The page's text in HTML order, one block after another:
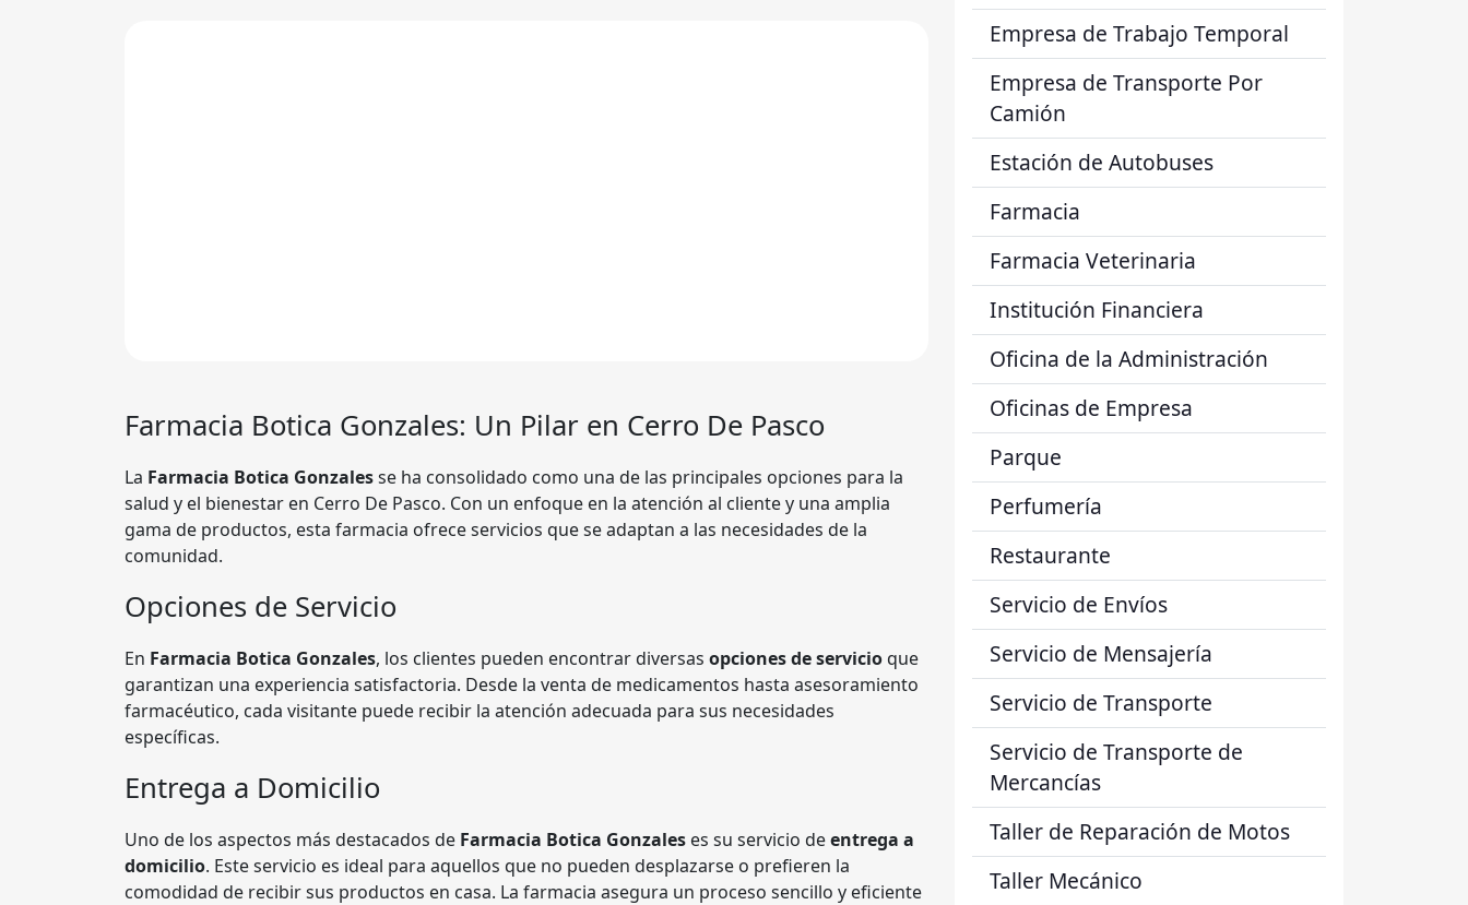
Farmacia Botica Gonzales: Un Pilar en Cerro De Pasco
La Farmacia Botica Gonzalesse ha consolidado como una de las principales opciones para la
salud y el bienestar en Cerro De Pasco. Con un enfoque en la atención al cliente y una amplia
gama de productos, esta farmacia ofrece servicios que se adaptan a las necesidades de la
comunidad.
Opciones de Servicio
En Farmacia Botica Gonzales, los clientes pueden encontrar diversas opciones de servicioque
garantizan una experiencia satisfactoria. Desde la venta de medicamentos hasta asesoramiento
farmacéutico, cada visitante puede recibir la atención adecuada para sus necesidades
específicas.
Entrega a Domicilio
Uno de los aspectos más destacados de Farmacia Botica Gonzales es su servicio deentrega a
domicilio. Este servicio es ideal para aquellos que no pueden desplazarse o prefieren la
comodidad de recibir sus productos en casa. La farmacia asegura un proceso sencillo y eficiente
Empresa de Trabajo Temporal
Empresa de Transporte Por
Camión
Estación de Autobuses
Farmacia
Farmacia Veterinaria
Institución Financiera
Oficina de la Administración
Oficinas de Empresa
Parque
Perfumería
Restaurante
Servicio de Envíos
Servicio de Mensajería
Servicio de Transporte
Servicio de Transporte de
Mercancías
Taller de Reparación de Motos
Taller Mecánico